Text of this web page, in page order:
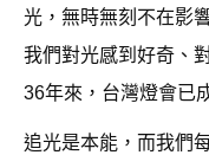
光，無時無刻不在影
我們對光感到好奇、
36年來，台灣燈會已
追光是本能，而我們